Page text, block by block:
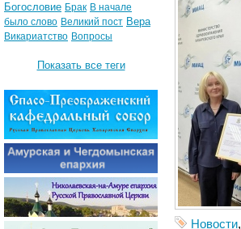
Новости,
Богословие Брак В начале
было слово Великий пост Вера
Викариатство Вопросы
Показать все теги